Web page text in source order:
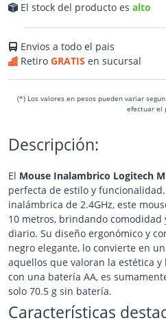
El stock del producto es alto
Envios a todo el pais
Retiro GRATIS en sucursal
(*) Los valores en pesos pueden variar
efectuar el
Descripción:
El Mouse Inalambrico Logitech
perfecta de estilo y
inalámbrica de 2.4GHz, este
10 metros, brindando
diario. Su diseño ergonómico y
negro elegante, lo convierte en
aquellos que valoran la estética
con una batería AA, es
solo 70.5 g sin batería.
Características